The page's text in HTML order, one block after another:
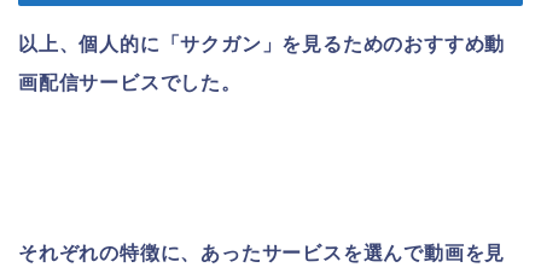
以上、個人的に「サクガン」を見るためのおすすめ動
画配信サービスでした。
それぞれの特徴に、あったサービスを選んで動画を見